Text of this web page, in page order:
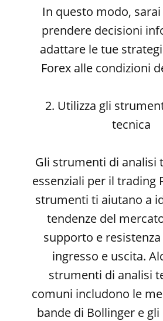
In questo modo,
prendere decisioni
adattare le tue
Forex alle condizioni
2. Utilizza gli
tecnica
Gli strumenti di analisi
essenziali per il trading
strumenti ti aiutano a
tendenze del
supporto e
ingresso e uscita.
strumenti di analisi
comuni includono le
bande di Bollinger e